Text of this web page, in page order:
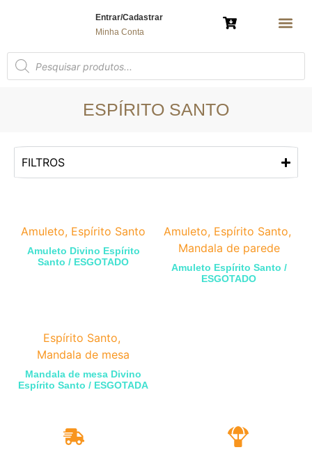
Entrar/Cadastrar
Minha Conta
ESPÍRITO SANTO
FILTROS
Amuleto, Espírito Santo
Amuleto Divino Espírito
Santo / ESGOTADO
Amuleto, Espírito Santo,
Mandala de parede
Amuleto Espírito Santo /
ESGOTADO
Espírito Santo,
Mandala de mesa
Mandala de mesa Divino
Espírito Santo / ESGOTADA